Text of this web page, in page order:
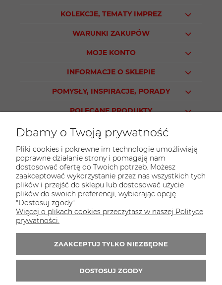
KOLEKCJE, TEMATY IMPREZ
WARUNKI ZAKUPÓW
MOJE KONTO
INFORMACJE O SKLEPIE
POMYSŁY, INSPIRACJE, PORADY
POLECANE PRODUKTY
KONTAKT
Sklep PARTY WORLD
ul. M.Kopernika 13
95-015 Głowno
tel.:
42 298-76-24
Zapisz się do newslettera
Dbamy o Twoją prywatność
Pliki cookies i pokrewne im technologie umożliwiają
poprawne działanie strony i pomagają nam
dostosować ofertę do Twoich potrzeb. Możesz
zaakceptować wykorzystanie przez nas wszystkich tych
plików i przejść do sklepu lub dostosować użycie
plików do swoich preferencji, wybierając opcję
"Dostosuj zgody".
Więcej o plikach cookies przeczytasz w naszej Polityce
prywatności.
ZAAKCEPTUJ TYLKO NIEZBĘDNE
DOSTOSUJ ZGODY